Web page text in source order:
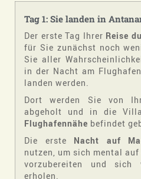
Tag 1: Sie landen in
Der erste Tag Ihrer Reise
für Sie zunächst noch
Sie aller
in der Nacht am
landen werden.
Dort werden Sie von
abgeholt und in die
Flughafennähe befindet
Die erste Nacht auf
nutzen, um sich mental
vorzubereiten und
erholen.